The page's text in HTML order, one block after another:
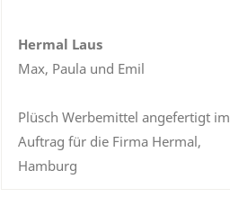
Hermal Laus
Max, Paula und Emil
Plüsch Werbemittel angefertigt im
Auftrag für die Firma Hermal,
Hamburg